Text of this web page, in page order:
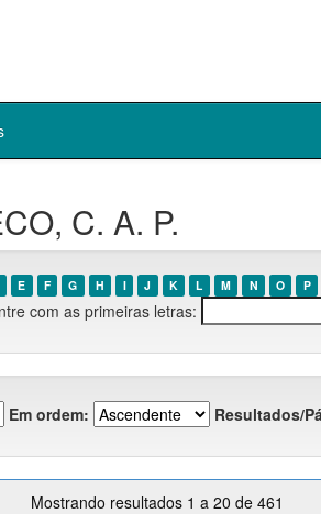
C. A. P.
E F G H I J K L M N O P
com as primeiras letras:
Em ordem: Resultados/
Mostrando resultados 1 a 20 de 461